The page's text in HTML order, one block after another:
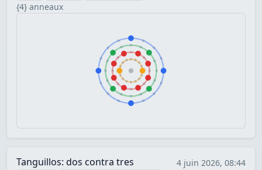
{4} anneaux
Tanguillos: dos contra tres 4 juin 2026, 08:44